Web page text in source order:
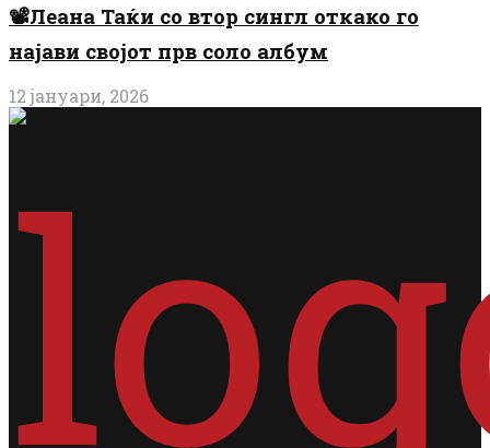
📽️Леана Таќи со втор сингл откако го
најави својот прв соло албум
12 јануари, 2026